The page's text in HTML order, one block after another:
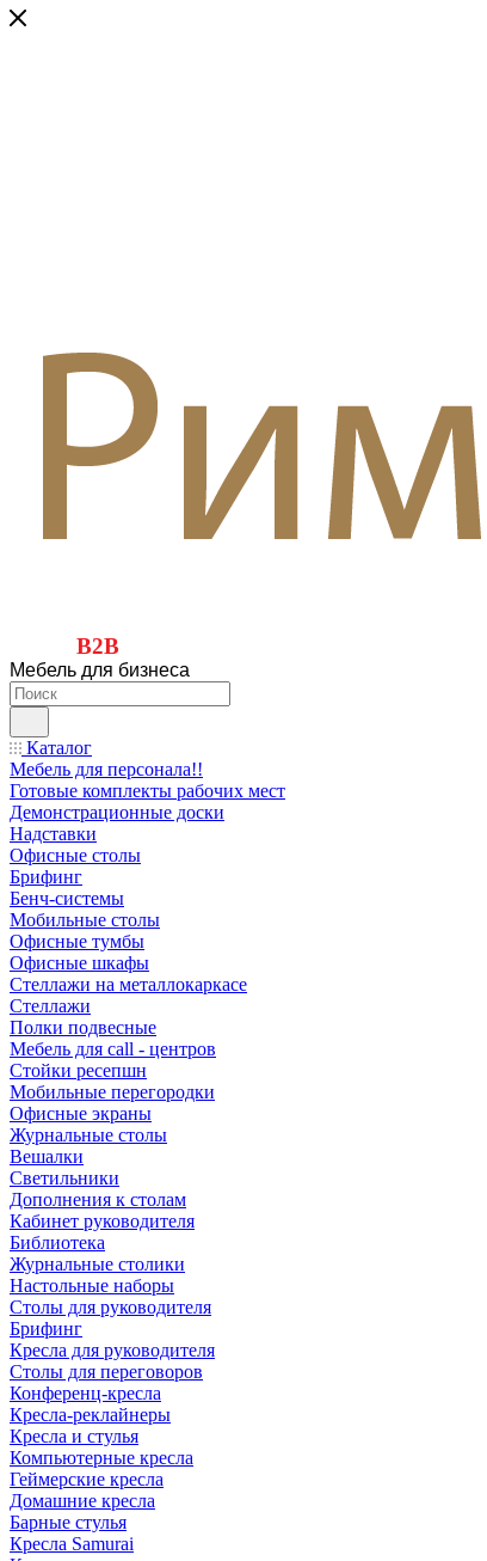
B2B
Мебель для бизнеса
Каталог
Мебель для персонала!!
Готовые комплекты рабочих мест
Демонстрационные доски
Надставки
Офисные столы
Брифинг
Бенч-системы
Мобильные столы
Офисные тумбы
Офисные шкафы
Стеллажи на металлокаркасе
Стеллажи
Полки подвесные
Мебель для call - центров
Стойки ресепшн
Мобильные перегородки
Офисные экраны
Журнальные столы
Вешалки
Светильники
Дополнения к столам
Кабинет руководителя
Библиотека
Журнальные столики
Настольные наборы
Столы для руководителя
Брифинг
Кресла для руководителя
Столы для переговоров
Конференц-кресла
Кресла-реклайнеры
Кресла и стулья
Компьютерные кресла
Геймерские кресла
Домашние кресла
Барные стулья
Кресла Samurai